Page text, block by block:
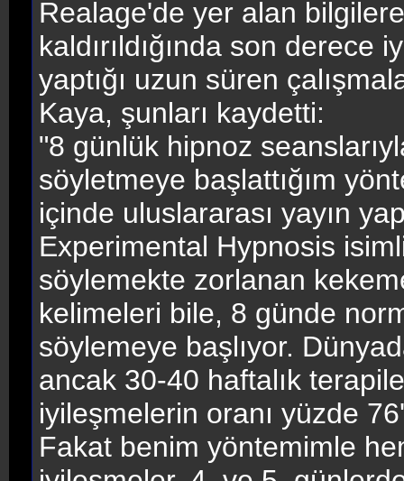
Realage'de yer alan
kaldırıldığında son derece
yaptığı uzun süren
Kaya, şunları kaydetti:
"8 günlük hipnoz
söyletmeye başlattığım
içinde uluslararası yayın
Experimental Hypnosis
söylemekte zorlanan
kelimeleri bile, 8 günde
söylemeye başlıyor.
ancak 30-40 haftalık
iyileşmelerin oranı yüzde
Fakat benim yöntemimle